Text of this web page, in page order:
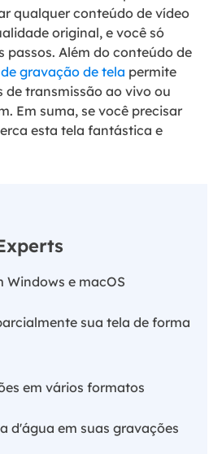
qualquer conteúdo de vídeo
original, e você só
passos. Além do conteúdo de
gravação de tela permite
de transmissão ao vivo ou
Em suma, se você precisar
esta tela fantástica e
Windows e macOS
sua tela de forma
em vários formatos
d'água em suas gravações